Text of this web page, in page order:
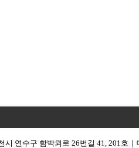
시 연수구 함박뫼로 26번길 41, 201호